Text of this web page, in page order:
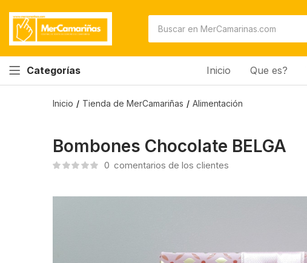
Categorías Inicio Que es?
Inicio Tienda de MerCamariñas Alimentación
Bombones Chocolate BELGA
comentarios de los clientes
Bombones Chocolate BELGA
0 comentarios de los clientes